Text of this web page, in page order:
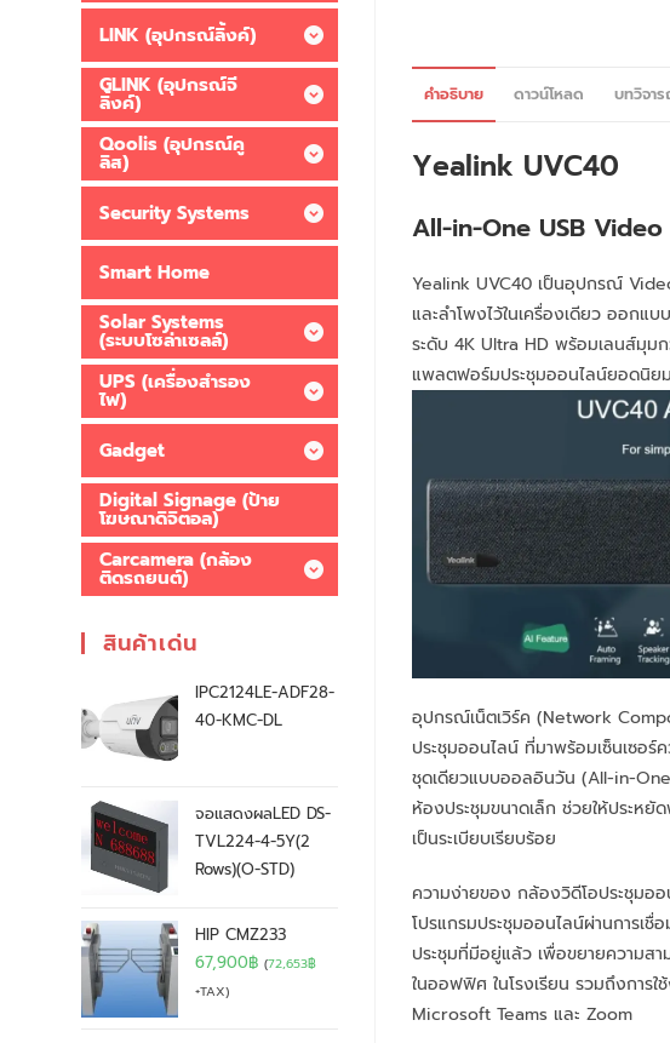
คำอธิบาย ดาวน์โหลด บทวิจา
Yealink UVC40
All-in-One USB
Yealink UVC40 เป็นอุปกรณ์
และลำโพงไว้ในเครื่องเดียว ออกแ
ระดับ 4K Ultra HD พร้อมเลนส์มุม
แพลตฟอร์มประชุมออนไลน์ยอดนิยม
อุปกรณ์เน็ตเวิร์ค (Network
ประชุมออนไลน์ ที่มาพร้อมเซ็นเซอ
ชุดเดียวแบบออลอินวัน (All-in-
ห้องประชุมขนาดเล็ก ช่วยให้ประห
เป็นระเบียบเรียบร้อย
ความง่ายของ กล้องวิดีโอประชุมอ
โปรแกรมประชุมออนไลน์ผ่านการเ
ประชุมที่มีอยู่แล้ว เพื่อขยายความสา
ในออฟฟิศ ในโรงเรียน รวมถึงการ
Microsoft Teams และ Zoom
LINK (อุปกรณ์ลิ้งค์)
GLINK (อุปกรณ์จี
ลิ้งค์)
Qoolis (อุปกรณ์คู
ลิส)
Security Systems
Smart Home
Solar Systems
(ระบบโซล่าเซลล์)
UPS (เครื่องสำรอง
ไฟ)
Gadget
Digital Signage (ป้าย
โฆษณาดิจิตอล)
Carcamera (กล้อง
ติดรถยนต์)
สินค้าเด่น
IPC2124LE-ADF28-
40-KMC-DL
จอแสดงผลLED DS-
TVL224-4-5Y(2
Rows)(O-STD)
HIP CMZ233
67,900฿ (72,653฿
+TAX)